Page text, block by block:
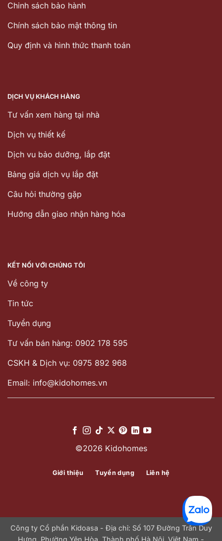
Chinh sách bảo hành
Chính sách bảo mật thông tin
Quy định và hình thức thanh toán
DỊCH VỤ KHÁCH HÀNG
Tư vấn xem hàng tại nhà
Dịch vụ thiết kế
Dịch vu bảo dưỡng, lắp đặt
Bảng giá dịch vụ lắp đặt
Câu hỏi thường gặp
Hướng dẫn giao nhận hàng hóa
KẾT NỐI VỚI CHÚNG TÔI
Về công ty
Tin tức
Tuyển dụng
Tư vấn bán hàng: 0902 178 595
CSKH & Dịch vụ: 0975 892 968
Email: info@kidohomes.vn
©2026 Kidohomes
Giới thiệu Tuyển dụng Liên hệ
Công ty Cổ phần Kidoasa - Địa chỉ: Số 107 Đường Trần Duy
Hưng, Phường Yên Hòa, Thành phố Hà Nội, Việt Nam -